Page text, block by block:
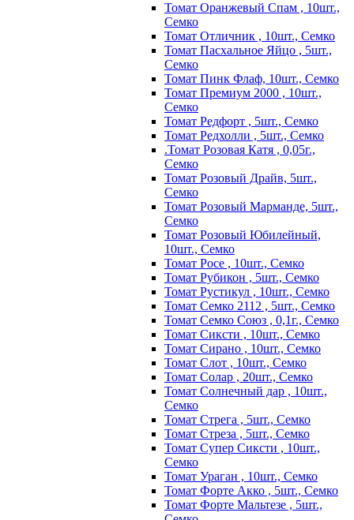
Томат Оранжевый Спам , 10шт.,
Семко
Томат Отличник , 10шт., Семко
Томат Пасхальное Яйцо , 5шт.,
Семко
Томат Пинк Флаф, 10шт., Семко
Томат Премиум 2000 , 10шт.,
Семко
Томат Редфорт , 5шт., Семко
Томат Редхолли , 5шт., Семко
.Томат Розовая Катя , 0,05г.,
Семко
Томат Розовый Драйв, 5шт.,
Семко
Томат Розовый Марманде, 5шт.,
Семко
Томат Розовый Юбилейный,
10шт., Семко
Томат Росе , 10шт., Семко
Томат Рубикон , 5шт., Семко
Томат Рустикул , 10шт., Семко
Томат Семко 2112 , 5шт., Семко
Томат Семко Союз , 0,1г., Семко
Томат Сиксти , 10шт., Семко
Томат Сирано , 10шт., Семко
Томат Слот , 10шт., Семко
Томат Солар , 20шт., Семко
Томат Солнечный дар , 10шт.,
Семко
Томат Стрега , 5шт., Семко
Томат Стреза , 5шт., Семко
Томат Супер Сиксти , 10шт.,
Семко
Томат Ураган , 10шт., Семко
Томат Форте Акко , 5шт., Семко
Томат Форте Мальтезе , 5шт.,